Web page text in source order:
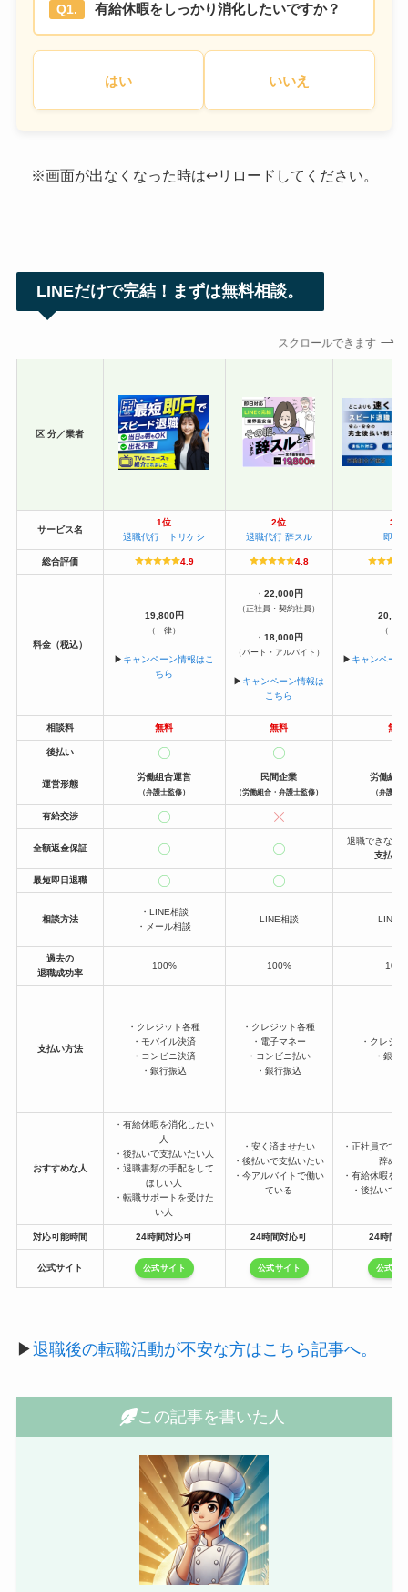
Q1. 有給休暇をしっかり消化したいですか？
はい いいえ
※画面が出なくなった時は↩︎リロードしてください。
LINEだけで完結！まずは無料相談。
スクロールできます
区 分／業者
サービス名
1位
退職代行 トリケシ
2位
退職代行 辞スル
3位
即ヤ
総合評価 4.9 4.8
料金（税込）
19,800円
（一律）
▶︎ キャンペーン情報はこ
ちら
・ 22,000円
（正社員・契約社員）
・ 18,000円
（パート・アルバイト）
▶︎ キャンペーン情報は
こちら
（一律
▶︎ キャンペー
相談料 無料 無料 無料
後払い
運営形態
労働組合運営
（弁護士監修）
民間企業
（労働組合・弁護士監修）
労働組
（弁護士
有給交渉
全額返金保証
退職できなか
支払い
最短即日退職
相談方法
・LINE相談
・メール相談
LINE相談 LINE
過去の
退職成功率
100% 100%
支払い方法
・クレジット各種
・モバイル決済
・コンビニ決済
・銀行振込
・クレジット各種
・電子マネー
・コンビニ払い
・銀行振込
・クレジ
・銀行
おすすめな人
・有給休暇を消化したい
人
・後払いで支払いたい人
・退職書類の手配をして
ほしい人
・転職サポートを受けた
い人
・安く済ませたい
・後払いで支払いたい
・今アルバイトで働い
ている
・正社員でで
辞めた
・有給休暇を
・後払いで
対応可能時間 24時間対応可 24時間対応可 24時間
公式サイト 公式サイト 公式サイト 公式サ
▶︎退職後の転職活動が不安な方はこちら記事へ。
この記事を書いた人